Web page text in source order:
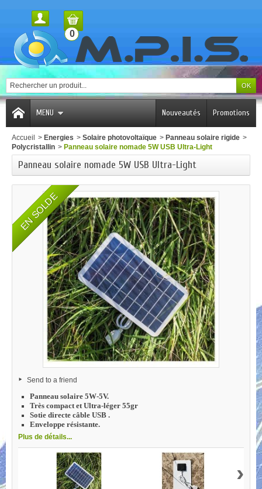
0
MENU Promotions
Nouveautés
Accueil > Energies > Solaire photovoltaïque > Panneau solaire rigide >
Polycristall​in > Panneau solaire nomade 5W USB Ultra-Light
Panneau solaire nomade 5W USB Ultra-Light
EN SOLDE
Send to a friend
Panneau solaire 5W-5V.
Très compact et Ultra-léger 55gr
Sotie directe câble USB .
Enveloppe résistante.
Plus de détails...
›